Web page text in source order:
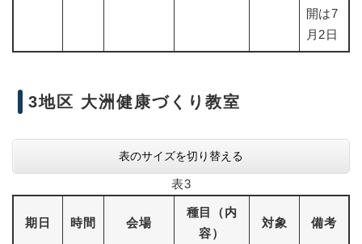
開は7
月2日
3地区 大洲健康づくり教室
表のサイズを切り替える
表3
期日 時間 会場
種目（内
容）
対象 備考